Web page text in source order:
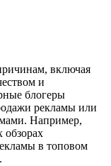
включая
и
блогеры
рекламы или
Например,
обзорах
в топовом